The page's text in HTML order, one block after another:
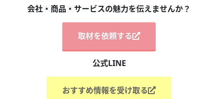
会社・商品・サービスの魅力を伝えませんか？
取材を依頼する
公式LINE
おすすめ情報を受け取る